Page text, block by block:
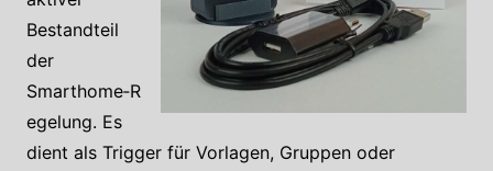
Bestandteil
der
Smarthome‑R
egelung. Es
dient als Trigger für Vorlagen, Gruppen oder